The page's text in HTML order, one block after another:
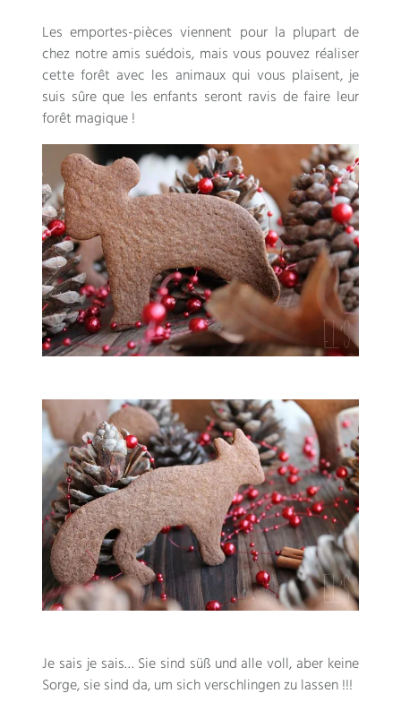
Les emportes-pièces viennent pour la plupart de
chez notre amis suédois, mais vous pouvez réaliser
cette forêt avec les animaux qui vous plaisent,je
suis sûre que les enfants seront ravis de faire leur
forêt magique!
Je sais je sais… Sie sind süß und alle voll, aber keine
Sorge, sie sind da, um sich verschlingen zu lassen !!!